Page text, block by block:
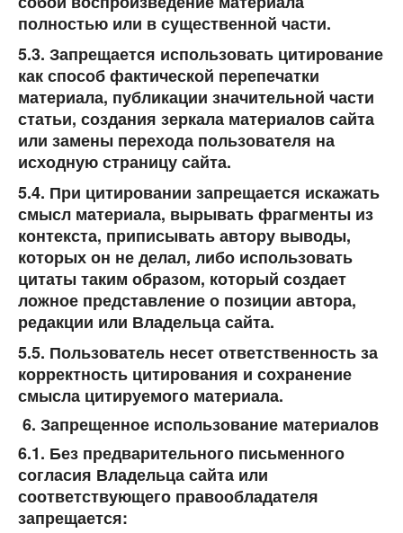
полностью или в существенной части.
5.3. Запрещается использовать цитирование
как способ фактической перепечатки
материала, публикации значительной части
статьи, создания зеркала материалов сайта
или замены перехода пользователя на
исходную страницу сайта.
5.4. При цитировании запрещается искажать
смысл материала, вырывать фрагменты из
контекста, приписывать автору выводы,
которых он не делал, либо использовать
цитаты таким образом, который создает
ложное представление о позиции автора,
редакции или Владельца сайта.
5.5. Пользователь несет ответственность за
корректность цитирования и сохранение
смысла цитируемого материала.
Запрещенное использование материалов
6.1. Без предварительного письменного
согласия Владельца сайта или
соответствующего правообладателя
запрещается: